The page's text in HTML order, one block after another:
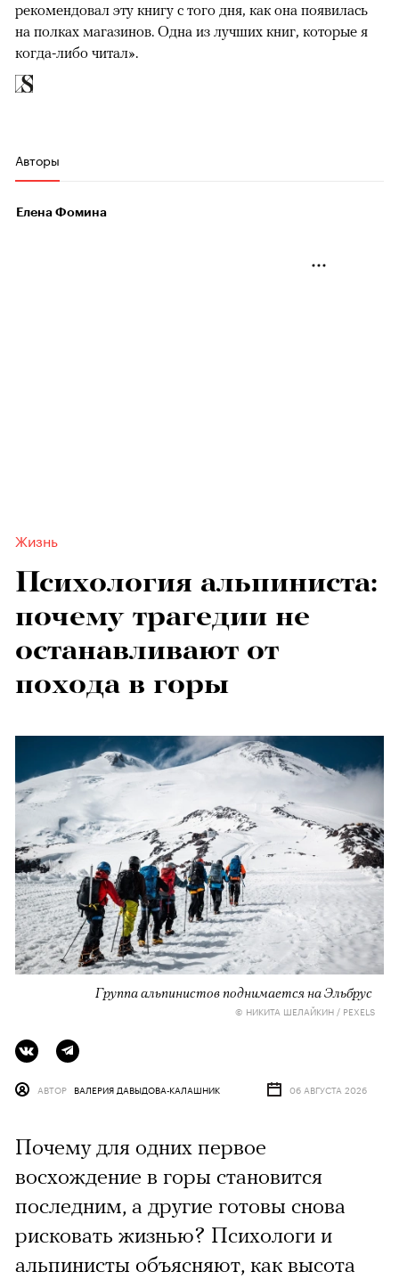
рекомендовал эту книгу с того дня, как она появилась
на полках магазинов. Одна из лучших книг, которые я
когда-либо читал».
Авторы
Елена Фомина
Жизнь
Психология альпиниста:
почему трагедии не
останавливают от
похода в горы
Группа альпинистов поднимается на Эльбрус
© НИКИТА ШЕЛАЙКИН / PEXELS
АВТОР ВАЛЕРИЯ ДАВЫДОВА-КАЛАШНИК 06 АВГУСТА 2026
Почему для одних первое
восхождение в горы становится
последним, а другие готовы снова
рисковать жизнью? Психологи и
альпинисты объясняют, как высота